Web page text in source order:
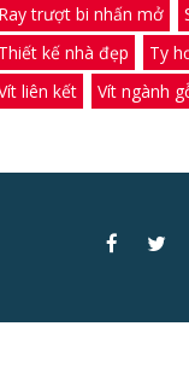
Ray trượt bi nhấn mở
Thiết kế nhà đẹp
Ty
liên kết
Vít ngành